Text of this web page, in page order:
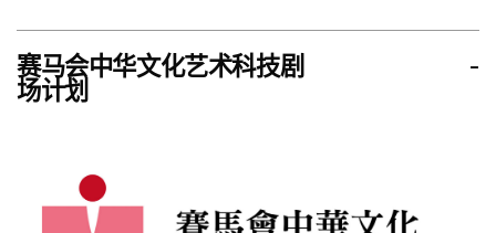
编导、Arts Tech 装置设计：胡恩威
音乐总监：于逸尧
故事、创作资料搜集：杨永德
文本协作：翁炜桐 （阿拼）
明爱乐越家长资源中心
明爱深水埗家庭支援网络队
循理会屯门青少年综合服务中心
香港青少年服务处 大元课余托管服务中心
赛马会中华文化艺术科技剧
场计划
-